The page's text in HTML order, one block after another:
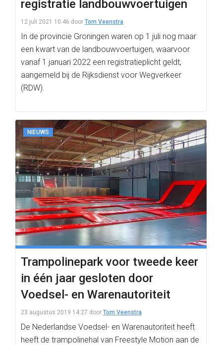
registratie landbouwvoertuigen
12 juli 2021 10:46 door Tom Veenstra
In de provincie Groningen waren op 1 juli nog maar
een kwart van de landbouwvoertuigen, waarvoor
vanaf 1 januari 2022 een registratieplicht geldt,
aangemeld bij de Rijksdienst voor Wegverkeer
(RDW).
NIEUWS
Trampolinepark voor tweede keer
in één jaar gesloten door
Voedsel- en Warenautoriteit
23 augustus 2019 14:27 door Tom Veenstra
De Nederlandse Voedsel- en Warenautoriteit heeft
heeft de trampolinehal van Freestyle Motion aan de